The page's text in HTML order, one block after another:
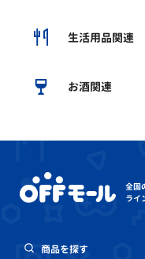
生活用品関連
お酒関連
全国
ライ
商品を探す